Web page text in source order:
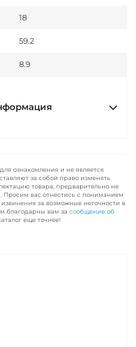
18
59.2
8.9
ознакомления и не является
за собой право изменять
товара, предварительно не
Просим вас отнестись с пониманием
за возможные неточности в
благодарны вам за сообщение об
еще точнее!